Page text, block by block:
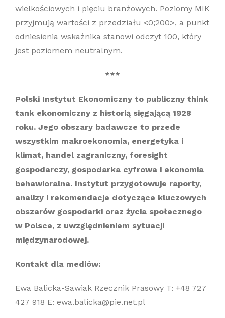
wielkościowych i pięciu branżowych. Poziomy MIK
przyjmują wartości z przedziału <0;200>, a punkt
odniesienia wskaźnika stanowi odczyt 100, który
jest poziomem neutralnym.
***
Polski Instytut Ekonomiczny to publiczny think
tank ekonomiczny z historią sięgającą 1928
roku. Jego obszary badawcze to przede
wszystkim makroekonomia, energetyka i
klimat, handel zagraniczny, foresight
gospodarczy, gospodarka cyfrowa i ekonomia
behawioralna. Instytut przygotowuje raporty,
analizy i rekomendacje dotyczące kluczowych
obszarów gospodarki oraz życia społecznego
w Polsce, z uwzględnieniem sytuacji
międzynarodowej.
Kontakt dla mediów:
Ewa Balicka-Sawiak Rzecznik Prasowy T: +48 727
427 918 E: ewa.balicka@pie.net.pl